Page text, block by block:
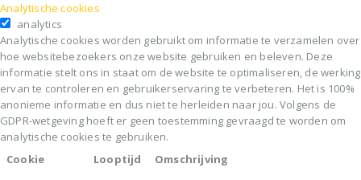
Analytische cookies
analytics
Analytische cookies worden gebruikt om informatie te verzamelen over
hoe websitebezoekers onze website gebruiken en beleven. Deze
informatie stelt ons in staat om de website te optimaliseren, de werking
ervan te controleren en gebruikerservaring te verbeteren. Het is 100%
anonieme informatie en dus niet te herleiden naar jou. Volgens de
GDPR-wetgeving hoeft er geen toestemming gevraagd te worden om
analytische cookies te gebruiken.
Cookie
Looptijd Omschrijving